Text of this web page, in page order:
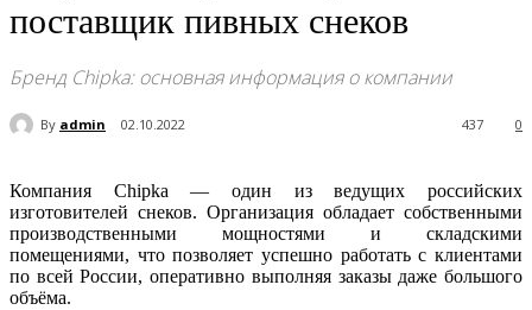
поставщик пивных снеков
Бренд Chipka: основная информация о компании
By admin 02.10.2022 0
437
Компания Chipka — один из ведущих российских
изготовителей снеков. Организация обладает собственными
производственными мощностями и складскими
помещениями, что позволяет успешно работать с клиентами
по всей России, оперативно выполняя заказы даже большого
объёма.